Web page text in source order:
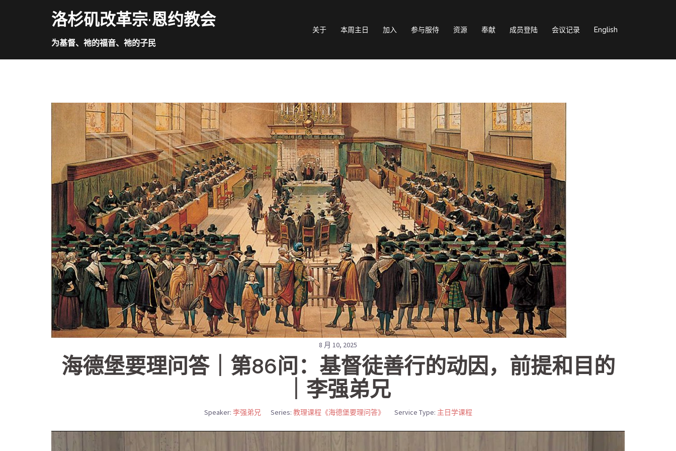
洛杉矶改革宗·恩约教会
为基督、祂的福音、祂的子民
关于 本周主日 加入 参与服侍 资源 奉献 成员登陆 会议记录 English
8 月 10, 2025
海德堡要理问答｜第86问：基督徒善行的动因，前提和目的
｜李强弟兄
Speaker: 李强弟兄 Series: 教理课程《海德堡要理问答》 Service Type: 主日学课程